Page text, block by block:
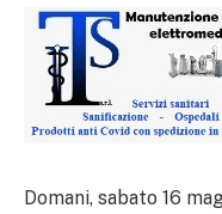
Domani, sabato 16